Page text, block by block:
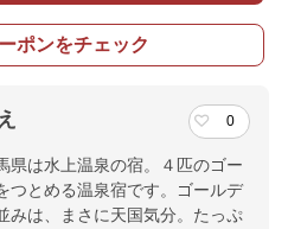
ポンをチェック
0
県は水上温泉の宿。４匹のゴー
つとめる温泉宿です。ゴールデ
みは、まさに天国気分。たっぷ